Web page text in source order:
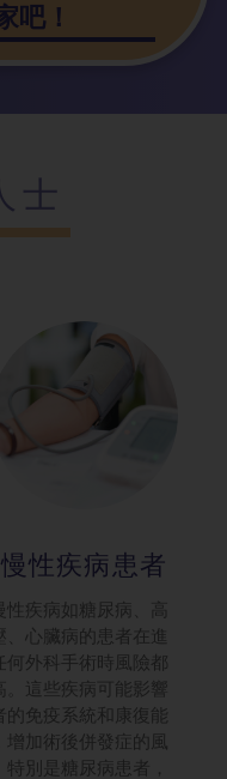
吧！
士
慢性疾病患者
性疾病如糖尿病、高
、心臟病的患者在進
何外科手術時風險都
。這些疾病可能影響
的免疫系統和康復能
增加術後併發症的風
特別是糖尿病患者，